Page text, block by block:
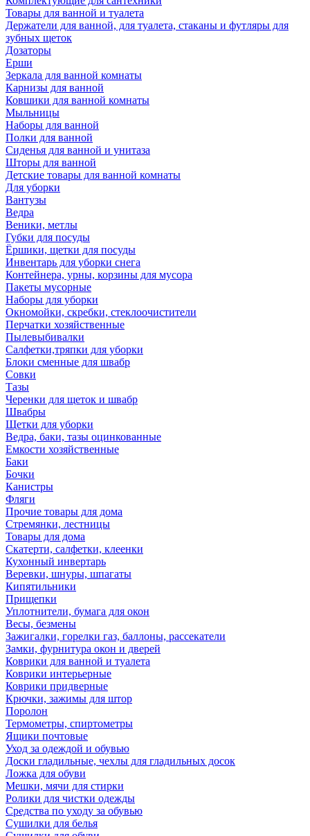
Товары для ванной и туалета
Держатели для ванной, для туалета, стаканы и футляры для
зубных щеток
Дозаторы
Ерши
Зеркала для ванной комнаты
Карнизы для ванной
Ковшики для ванной комнаты
Мыльницы
Наборы для ванной
Полки для ванной
Сиденья для ванной и унитаза
Шторы для ванной
Детские товары для ванной комнаты
Для уборки
Вантузы
Ведра
Веники, метлы
Губки для посуды
Ёршики, щетки для посуды
Инвентарь для уборки снега
Контейнера, урны, корзины для мусора
Пакеты мусорные
Наборы для уборки
Окномойки, скребки, стеклоочистители
Перчатки хозяйственные
Пылевыбивалки
Салфетки,тряпки для уборки
Блоки сменные для швабр
Совки
Тазы
Черенки для щеток и швабр
Швабры
Щетки для уборки
Ведра, баки, тазы оцинкованные
Емкости хозяйственные
Баки
Бочки
Канистры
Фляги
Прочие товары для дома
Стремянки, лестницы
Товары для дома
Скатерти, салфетки, клеенки
Кухонный инвертарь
Веревки, шнуры, шпагаты
Кипятильники
Прищепки
Уплотнители, бумага для окон
Весы, безмены
Зажигалки, горелки газ, баллоны, рассекатели
Замки, фурнитура окон и дверей
Коврики для ванной и туалета
Коврики интерьерные
Коврики придверные
Крючки, зажимы для штор
Поролон
Термометры, спиртометры
Ящики почтовые
Уход за одеждой и обувью
Доски гладильные, чехлы для гладильных досок
Ложка для обуви
Мешки, мячи для стирки
Ролики для чистки одежды
Средства по уходу за обувью
Сушилки для белья